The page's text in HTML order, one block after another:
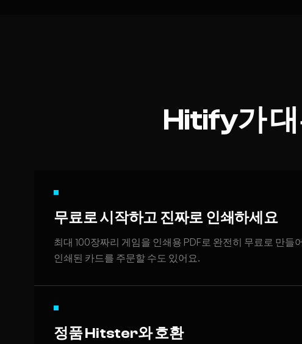
Hitify가 대
무료로 시작하고 진짜로 인쇄하세요
최대 100장짜리 게임을 인쇄용 PDF로 완전히 무료로 만들
인쇄된 카드를 주문할 수도 있어요.
정품 Hitster와 호환